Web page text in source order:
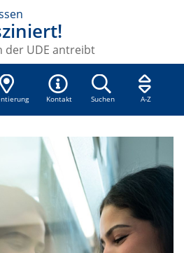
der UDE antreibt
Kontakt Suchen A-Z